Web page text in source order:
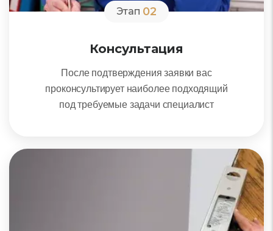
Этап 02
Консультация
После подтверждения заявки вас
проконсультирует наиболее подходящий
под требуемые задачи специалист